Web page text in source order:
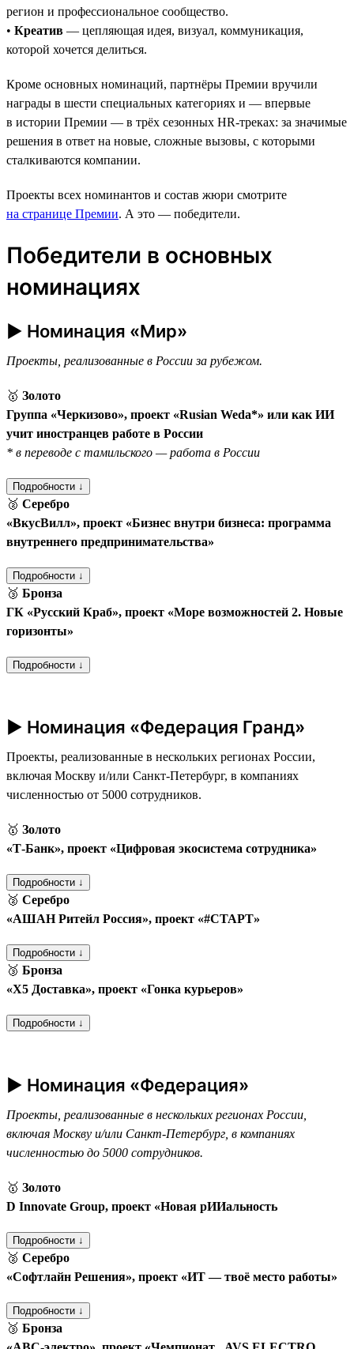
регион и профессиональное сообщество.
• Креатив — цепляющая идея, визуал, коммуникация,
которой хочется делиться.
Кроме основных номинаций, партнёры Премии вручили
награды в шести специальных категориях и — впервые
в истории Премии — в трёх сезонных HR-треках: за значимые
решения в ответ на новые, сложные вызовы, с которыми
сталкиваются компании.
Проекты всех номинантов и состав жюри смотрите
на странице Премии. А это — победители.
Победители в основных
номинациях
► Номинация «Мир»
Проекты, реализованные в России за рубежом.
🥇 Золото
Группа «Черкизово», проект «Rusian Weda*» или как ИИ
учит иностранцев работе в России
* в переводе с тамильского — работа в России
Подробности ↓
🥈 Серебро
«ВкусВилл», проект «Бизнес внутри бизнеса: программа
внутреннего предпринимательства»
Подробности ↓
🥉 Бронза
ГК «Русский Краб», проект «Море возможностей 2. Новые
горизонты»
Подробности ↓
► Номинация «Федерация Гранд»
Проекты, реализованные в нескольких регионах России,
включая Москву и/или Санкт-Петербург, в компаниях
численностью от 5000 сотрудников.
🥇 Золото
«Т‑Банк», проект «Цифровая экосистема сотрудника»
Подробности ↓
🥈 Серебро
«АШАН Ритейл Россия», проект «#СТАРТ»
Подробности ↓
🥉 Бронза
«Х5 Доставка», проект «Гонка курьеров»
Подробности ↓
► Номинация «Федерация»
Проекты, реализованные в нескольких регионах России,
включая Москву и/или Санкт-Петербург, в компаниях
численностью до 5000 сотрудников.
🥇 Золото
D Innovate Group, проект «Новая рИИальность
Подробности ↓
🥈 Серебро
«Софтлайн Решения», проект «ИТ — твоё место работы»
Подробности ↓
🥉 Бронза